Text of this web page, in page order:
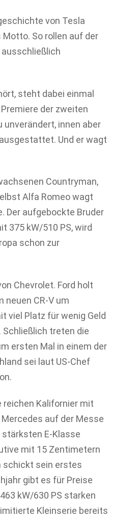
von Tesla
So rollen auf der
steht dabei einmal
der zweiten
unverändert, innen aber
Und er wagt
Countryman,
Alfa Romeo wagt
Der aufgebockte Bruder
375 kW/510 PS, wird
schon zur
Chevrolet. Ford holt
neuen CR-V um
viel Platz für wenig Geld
Schließlich treten die
ersten Mal in einem der
sei laut US-Chef
reichen Kalifornier mit
auf der Messe
stärksten E-Klasse
mit 15 Zentimetern
schickt sein erstes
gibt es für Preise
kW/630 PS starken
Kleinserie bereits